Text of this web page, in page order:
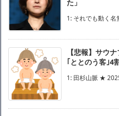
た」
1: それでも動く
【悲報】サウ
｢ととのう客｣4
1: 田杉山脈 ★